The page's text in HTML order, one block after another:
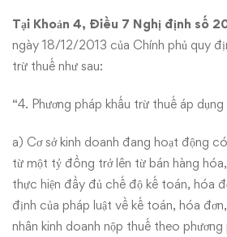
Tại Khoản 4, Điều 7 Nghị định số
ngày 18/12/2013 của Chính phủ quy
trừ thuế như sau:
“4. Phương pháp khấu trừ thuế áp
a) Cơ sở kinh doanh đang hoạt động
từ một tỷ đồng trở lên từ bán hàng
thực hiện đầy đủ chế độ kế toán, hóa
định của pháp luật về kế toán, hóa
nhân kinh doanh nộp thuế theo